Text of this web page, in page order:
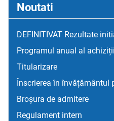
Noutati
DEFINITIVAT Rezultate
Programul anual al
Titularizare
Înscrierea în învățământul
Broșura de admitere
Regulament intern